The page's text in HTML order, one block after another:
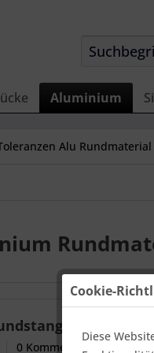
Aluminium
Alu Rundmaterial
0 Kommentare
Cookie-
Diese